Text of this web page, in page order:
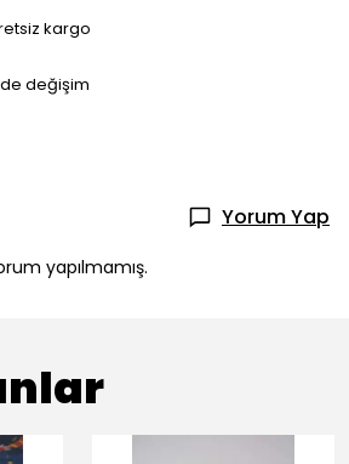
kargo
değişim
Yorum Yap
yapılmamış.